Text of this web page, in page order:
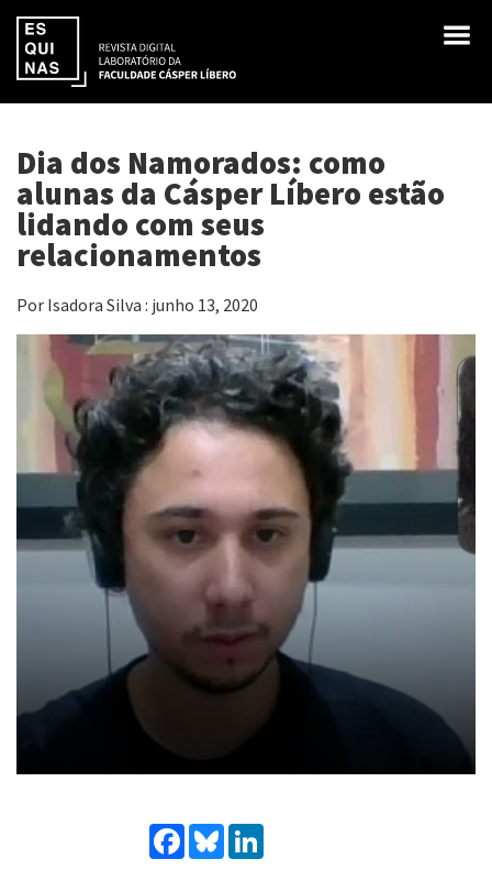
Dia dos Namorados: como
alunas da Cásper Líbero estão
lidando com seus
relacionamentos
Por Isadora Silva : junho 13, 2020
Facebook
Bluesky